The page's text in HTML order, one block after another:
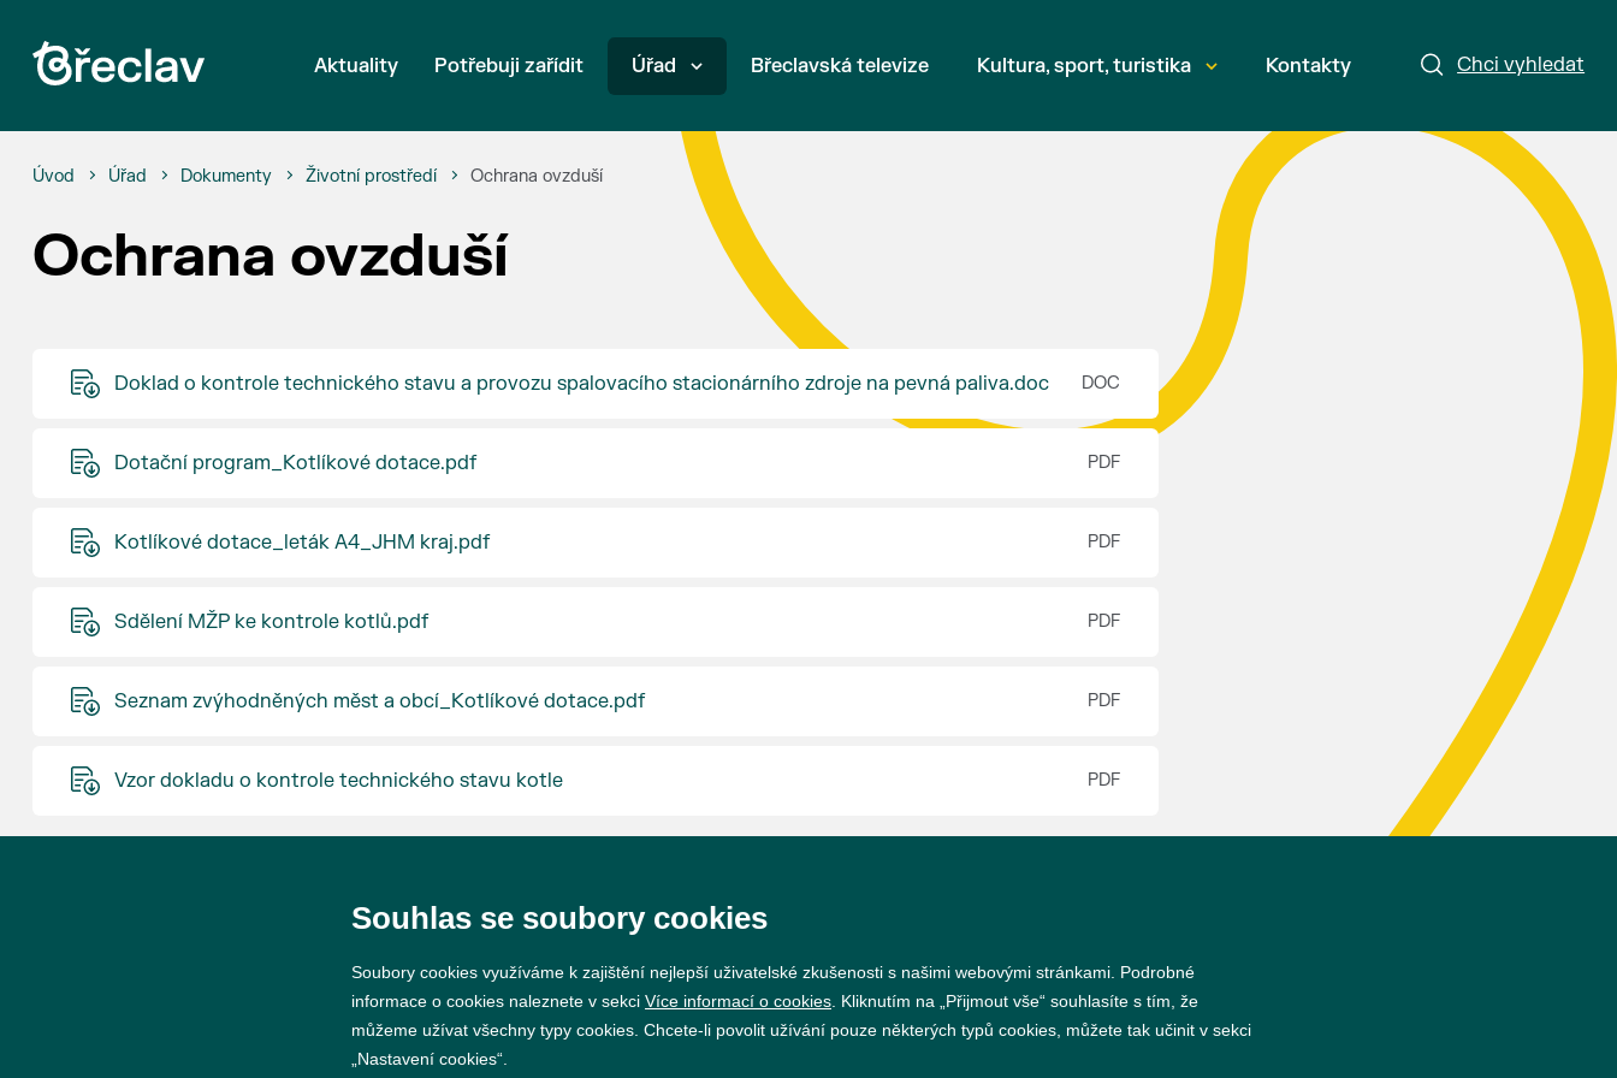
Chci vyhledat
Aktuality Potřebuji zařídit Úřad Břeclavská televize Kultura, sport, turistika Kontakty
Úvod Úřad Dokumenty Životní prostředí Ochrana ovzduší
Ochrana ovzduší
Doklad o kontrole technického stavu a provozu spalovacího stacionárního zdroje na pevná paliva.doc
Dotační program_Kotlíkové dotace.pdf
Kotlíkové dotace_leták A4_JHM kraj.pdf
Sdělení MŽP ke kontrole kotlů.pdf
Seznam zvýhodněných měst a obcí_Kotlíkové dotace.pdf
Vzor dokladu o kontrole technického stavu kotle
Prohlášení o přístupnosti GDPR Nastavení cookies
Souhlas se soubory cookies
Soubory cookies využíváme k zajištění nejlepší uživatelské zkušenosti s našimi webovými stránkami. Podrobné
informace o cookies naleznete v sekci Více informací o cookies . Kliknutím na „Přijmout vše“ souhlasíte s tím, že
můžeme užívat všechny typy cookies. Chcete-li povolit užívání pouze některých typů cookies, můžete tak učinit v sekci
„Nastavení cookies“.